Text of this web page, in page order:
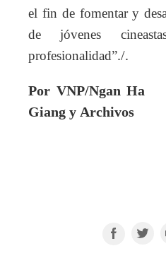
el fin de fomentar y
de jóvenes
profesionalidad”./.
Por VNP/Ngan Ha
Giang y Archivos